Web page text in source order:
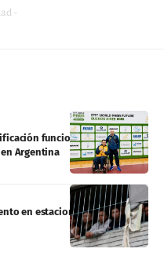
-
funcional
Argentina
en estaciones de Policía y